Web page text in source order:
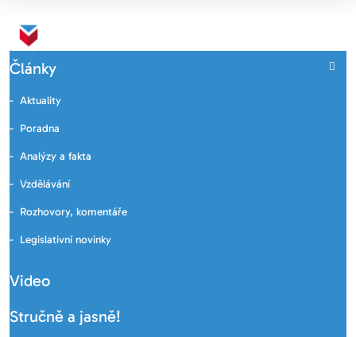
Články
Aktuality
Poradna
Analýzy a fakta
Vzdělávání
Rozhovory, komentáře
Legislativní novinky
Video
Stručně a jasně!